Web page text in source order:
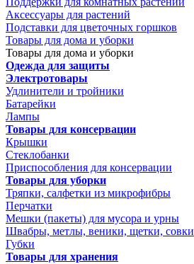
Аксессуары для растений
Подставки для цветочных горшков
Товары для дома и уборки
Товары для дома и уборки
Одежда для защиты
Электротовары
Удлинители и тройники
Батарейки
Лампы
Товары для консервации
Крышки
Стеклобанки
Приспособления для консервации
Товары для уборки
Тряпки, салфетки из микрофибры
Перчатки
Мешки (пакеты) для мусора и урны
Швабры, метлы, веники, щетки, совки
Губки
Товары для хранения